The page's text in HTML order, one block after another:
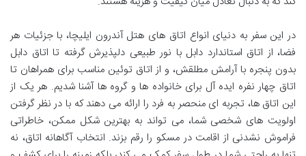
در این سفر به دنیای انواع اتاق های هتل آندرون ایلیچا، با جزئیات هر
فضا، از اتاق استاندارد دابل با نور طبیعی دلپذیرش گرفته تا اتاق دابل
بدون پنجره با آرامش مطلقش، و از اتاق توئین مناسب برای همراهان تا
اتاق چهار نفره ایده آل برای خانواده ها و گروه ها آشنا شدیم. هر یک از
این اتاق ها، تجربه ای منحصر به فرد را ارائه می دهند که با در نظر گرفتن
اولویت های شخصی شما، می تواند به بهترین شکل ممکن، خاطراتی
فراموش نشدنی از اقامت در مسکو را رقم بزند. انتخاب آگاهانه اتاق، نه